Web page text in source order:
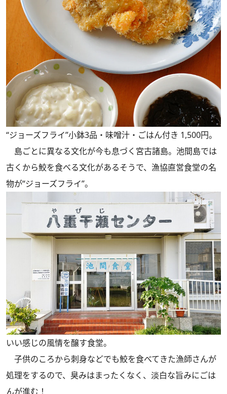
“ジョーズフライ”小鉢3品・味噌汁・ごはん付き 1,500円。
島ごとに異なる文化が今も息づく宮古諸島。池間島では
古くから鮫を食べる文化があるそうで、漁協直営食堂の名
物が“ジョーズフライ”。
いい感じの風情を醸す食堂。
子供のころから刺身などでも鮫を食べてきた漁師さんが
処理をするので、臭みはまったくなく、淡白な旨みにごは
んが進む！